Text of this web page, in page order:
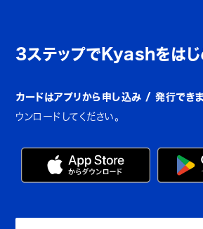
3ステップでKyashをはじ
カードはアプリから申し込み / 発行できま
ウンロードしてください。